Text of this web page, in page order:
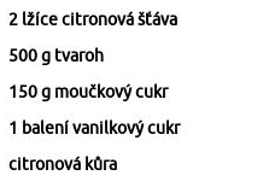
2 lžíce citronová šťáva
500g tvaroh
150g moučkový cukr
1 balení vanilkový cukr
citronová kůra